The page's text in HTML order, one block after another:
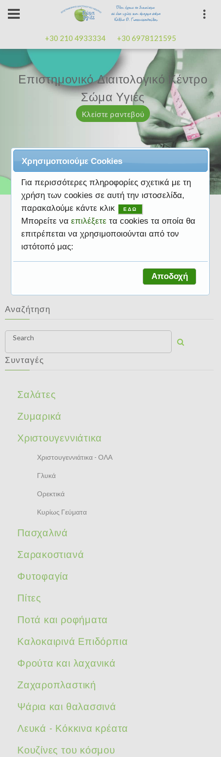
+30 210 4933334 +30 6978121595
Επαγγελματισμός, εμπειρίακαλή
διάθεση
Κλείστε ραντεβού
Επιστημονικό Διαιτολογικό Κέντρο
Σώμα Υγιές
Κλείστε ραντεβού
Μαζί μας μπορείτε
Κλείστε ραντεβού
Επαγγελματισμός, εμπειρίακαλή
διάθεση
Κλείστε ραντεβού
Επιστημονικό Διαιτολογικό Κέντρο
Σώμα Υγιές
Κλείστε ραντεβού
Αναζήτηση
Search
Συνταγές
Σαλάτες
Ζυμαρικά
Χριστουγεννιάτικα
Χριστουγεννιάτικα - ΟΛΑ
Γλυκά
Ορεκτικά
Κυρίως Γεύματα
Πασχαλινά
Σαρακοστιανά
Φυτοφαγία
Πίτες
Ποτά και ροφήματα
Καλοκαιρινά Επιδόρπια
Φρούτα και λαχανικά
Ζαχαροπλαστική
Ψάρια και θαλασσινά
Λευκά - Κόκκινα κρέατα
Κουζίνες του κόσμου
Χρησιμοποιούμε Cookies
Για περισσότερες πληροφορίες σχετικά με τη
χρήση των cookies σε αυτή την ιστοσελίδα,
παρακαλούμε κάντε κλικ
ΕΔΩ
Μπορείτε να επιλέξετε τα cookies τα οποία θα
επιτρέπεται να χρησιμοποιούνται από τον
ιστότοπό μας:
Αποδοχή